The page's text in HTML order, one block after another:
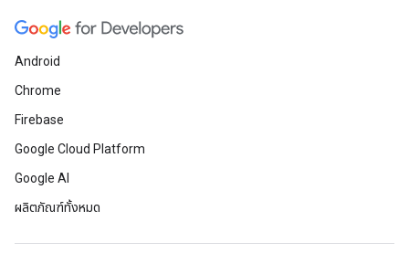
Android
Chrome
Firebase
Google Cloud Platform
Google AI
ผลิตภัณฑ์ทั้งหมด